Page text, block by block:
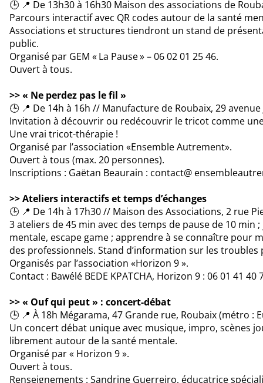
🕒 📍 De 13h30 à 16h30 Maison des associations de
Parcours interactif avec QR codes autour de la santé
Associations et structures tiendront un stand de
public.
Organisé par GEM « La Pause » – 06 02 01 25 46.
Ouvert à tous.
>> « Ne perdez pas le fil »
🕒 📍 De 14h à 16h // Manufacture de Roubaix, 29
Invitation à découvrir ou redécouvrir le tricot comme
Une vrai tricot-thérapie !
Organisé par l’association «Ensemble Autrement».
Ouvert à tous (max. 20 personnes).
Inscriptions : Gaëtan Beaurain : contact@
>> Ateliers interactifs et temps d’échanges
🕒 📍 De 14h à 17h30 // Maison des Associations, 2 rue
3 ateliers de 45 min avec des temps de pause de 10
mentale, escape game ; apprendre à se connaître pour
des professionnels. Stand d’information sur les
Organisés par l’association «Horizon 9 ».
Contact : Bawélé BEDE KPATCHA, Horizon 9 : 06 01 41 40
>> « Ouf qui peut » : concert-débat
🕒 📍 À 18h Mégarama, 47 Grande rue, Roubaix (métro
Un concert débat unique avec musique, impro, scènes
librement autour de la santé mentale.
Organisé par « Horizon 9 ».
Ouvert à tous.
Renseignements : Sandrine Guerreiro, éducatrice